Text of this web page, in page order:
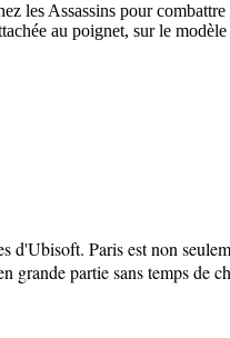
les Assassins pour
au poignet, sur le modèle
d'Ubisoft. Paris est non
grande partie sans temps de